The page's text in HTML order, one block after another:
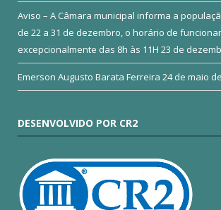
Aviso – A Câmara municipal informa a
de 22 a 31 de dezembro, o horário de
excepcionalmente das 8h às 11H 23 de
Emerson Augusto Barata Ferreira 24 de maio
DESENVOLVIDO POR CR2